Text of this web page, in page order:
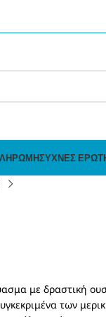
ΣΥΧΝΈΣ
με δραστική
των